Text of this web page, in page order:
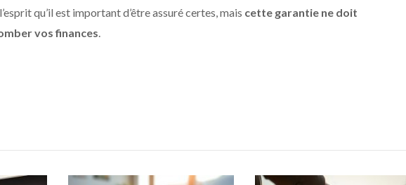
qu’il est important d’être assuré certes, mais cette garantie ne doit
vos finances.